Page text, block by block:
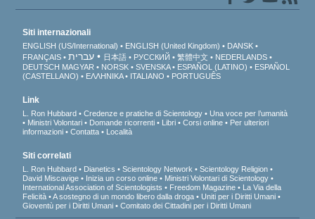
Siti internazionali
ENGLISH (US/International) ENGLISH (United Kingdom)
DANSK
FRANÇAIS
עברית 日本語 РУССКИЙ 繁體中文
NEDERLANDS
DEUTSCH MAGYAR NORSK SVENSKA ESPAÑOL (LATINO)
ESPAÑOL
(CASTELLANO)
ΕΛΛΗΝΙΚA ITALIANO PORTUGUÊS
Link
L. Ron Hubbard Credenze e pratiche di Scientology
Una voce per l’umanità
Ministri Volontari
Domande ricorrenti Libri Corsi online
Per ulteriori
informazioni
Contatta Località
Siti correlati
L. Ron Hubbard Dianetics Scientology Network
Scientology Religion
David Miscavige
Inizia un corso online
Ministri Volontari di Scientology
International Association of Scientologists
Freedom Magazine
La Via della
Felicità
A sostegno di un mondo libero dalla droga
Uniti per i Diritti Umani
Gioventù per i Diritti Umani
Comitato dei Cittadini per i Diritti Umani